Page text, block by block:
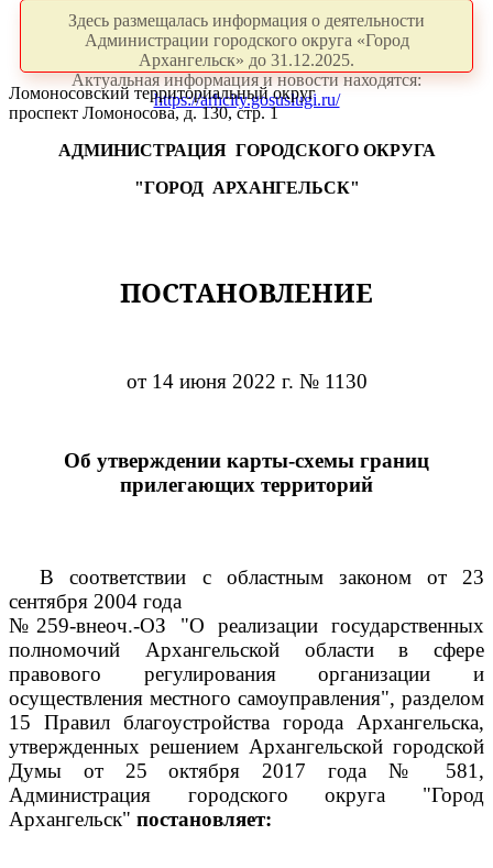
Здесь размещалась информация о деятельности
Администрации городского округа «Город
Архангельск» до 31.12.2025.
Актуальная информация и новости находятся:
https://arhcity.gosuslugi.ru/
Ломоносовский территориальный округ
проспект Ломоносова, д. 130, стр. 1
АДМИНИСТРАЦИЯ ГОРОДСКОГО ОКРУГА
"ГОРОД АРХАНГЕЛЬСК"
ПОСТАНОВЛЕНИЕ
от 14 июня 2022 г. № 1130
Об утверждении карты-схемы границ
прилегающих территорий
В соответствии с областным законом от 23
сентября 2004 года
№259-внеоч.-ОЗ "О реализации государственных
полномочий Архангельской области в сфере
правового регулирования организации и
осуществления местного самоуправления", разделом
15 Правил благоустройства города Архангельска,
утвержденных решением Архангельской городской
Думы от 25 октября 2017 года № 581,
Администрация городского округа "Город
Архангельск" постановляет: